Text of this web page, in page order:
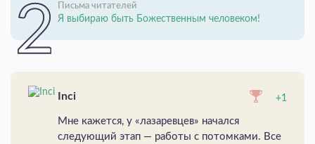
Письма читателей
Я выбираю быть Божественным человеком!
Inci +1
Мне кажется, у «лазаревцев» начался
следующий этап — работы с потомками. Все